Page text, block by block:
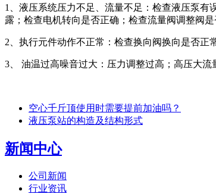
1、液压系统压力不足、流量不足：检查液压泵
露；检查电机转向是否正确；检查流量阀调整阀是
2、执行元件动作不正常：检查换向阀换向是否正
3、 油温过高噪音过大：压力调整过高；高压大
空心千斤顶使用时需要提前加油吗？
液压泵站的构造及结构形式
新闻中心
公司新闻
行业资讯